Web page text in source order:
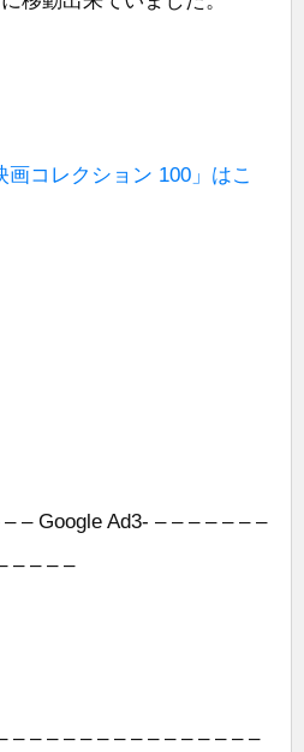
コレクション 100」はこ
– Google Ad3- – – – – – – –
– – – –
– – – – – – – – – – – – – – –